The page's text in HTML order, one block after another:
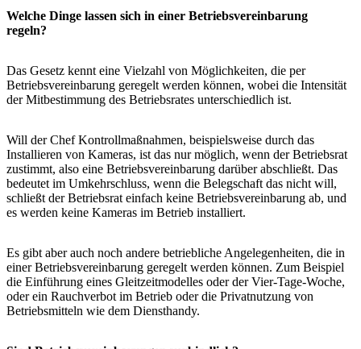
Welche Dinge lassen sich in einer Betriebsvereinbarung
regeln?
Das Gesetz kennt eine Vielzahl von Möglichkeiten, die per
Betriebsvereinbarung geregelt werden können, wobei die Intensität
der Mitbestimmung des Betriebsrates unterschiedlich ist.
Will der Chef Kontrollmaßnahmen, beispielsweise durch das
Installieren von Kameras, ist das nur möglich, wenn der Betriebsrat
zustimmt, also eine Betriebsvereinbarung darüber abschließt. Das
bedeutet im Umkehrschluss, wenn die Belegschaft das nicht will,
schließt der Betriebsrat einfach keine Betriebsvereinbarung ab, und
es werden keine Kameras im Betrieb installiert.
Es gibt aber auch noch andere betriebliche Angelegenheiten, die in
einer Betriebsvereinbarung geregelt werden können. Zum Beispiel
die Einführung eines Gleitzeitmodelles oder der Vier-Tage-Woche,
oder ein Rauchverbot im Betrieb oder die Privatnutzung von
Betriebsmitteln wie dem Diensthandy.